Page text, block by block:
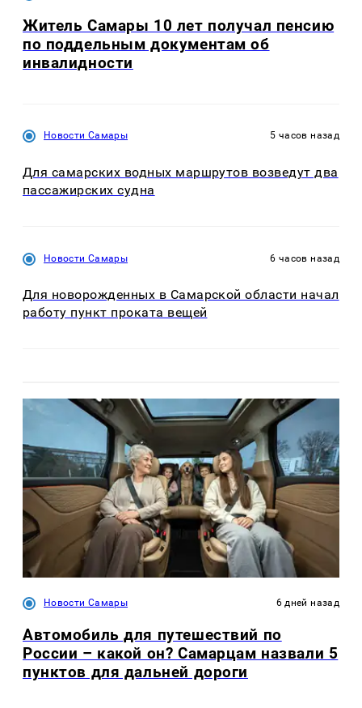
Житель Самары 10 лет получал пенсию
по поддельным документам об
инвалидности
Новости Самары 5 часов назад
Для самарских водных маршрутов возведут два
пассажирских судна
Новости Самары 6 часов назад
Для новорожденных в Самарской области начал
работу пункт проката вещей
Новости Самары 6 дней назад
Автомобиль для путешествий по
России – какой он? Самарцам назвали 5
пунктов для дальней дороги